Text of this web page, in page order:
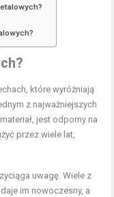
które wyróżniają
z najważniejszych
jest odporny na
przez wiele lat,
uwagę. Wiele z
im nowoczesny, a